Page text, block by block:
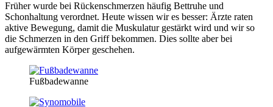
Früher wurde bei Rückenschmerzen häufig Bettruhe und
Schonhaltung verordnet. Heute wissen wir es besser: Ärzte raten
aktive Bewegung, damit die Muskulatur gestärkt wird und wir so
die Schmerzen in den Griff bekommen. Dies sollte aber bei
aufgewärmten Körper geschehen.
Fußbadewanne